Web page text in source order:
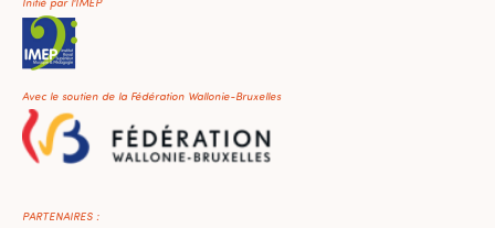
Avec le soutien de la Fédération Wallonie-Bruxelles
PARTENAIRES :